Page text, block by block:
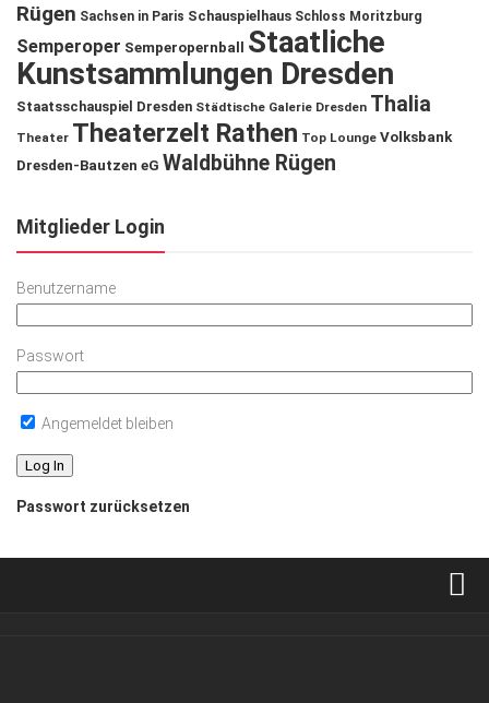
Rügen Sachsen in Paris Schauspielhaus Schloss Moritzburg
Semperoper Semperopernball
Staatliche
Kunstsammlungen Dresden
Staatsschauspiel Dresden Städtische Galerie Dresden Thalia
Theater Theaterzelt Rathen Top Lounge Volksbank
Dresden-Bautzen eG Waldbühne Rügen
Mitglieder Login
Benutzername
Passwort
Angemeldet bleiben
Passwort zurücksetzen